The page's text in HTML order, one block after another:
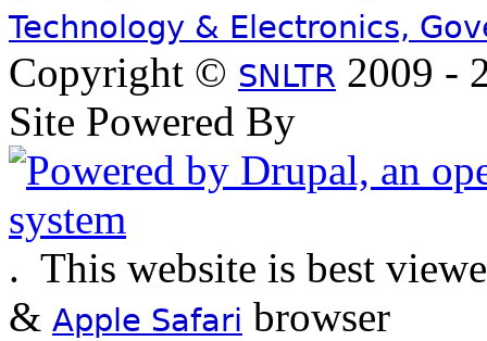
Technology & Electronics,
Copyright © SNLTR 2009 -
Site Powered By
. This website is best
& Apple Safari browser